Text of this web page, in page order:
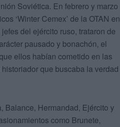
Soviética. En febrero y marzo
‘Winter Cemex’ de la OTAN en
del ejército ruso, trataron de
pausado y bonachón, el
ellos habían cometido en las
que buscaba la verdad
Balance, Hermandad, Ejército y
como Brunete,